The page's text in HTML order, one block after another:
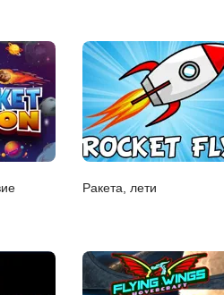
Ракета, лети